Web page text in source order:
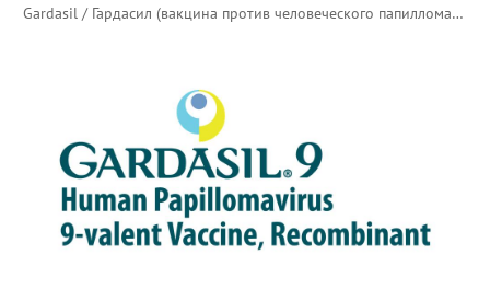
Gardasil / Гардасил (вакцина против человеческого папилломавируса)